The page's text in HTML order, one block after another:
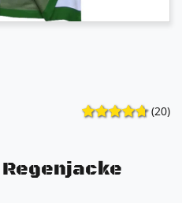
(20)